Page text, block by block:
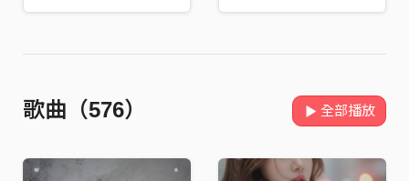
歌曲（576） 全部播放